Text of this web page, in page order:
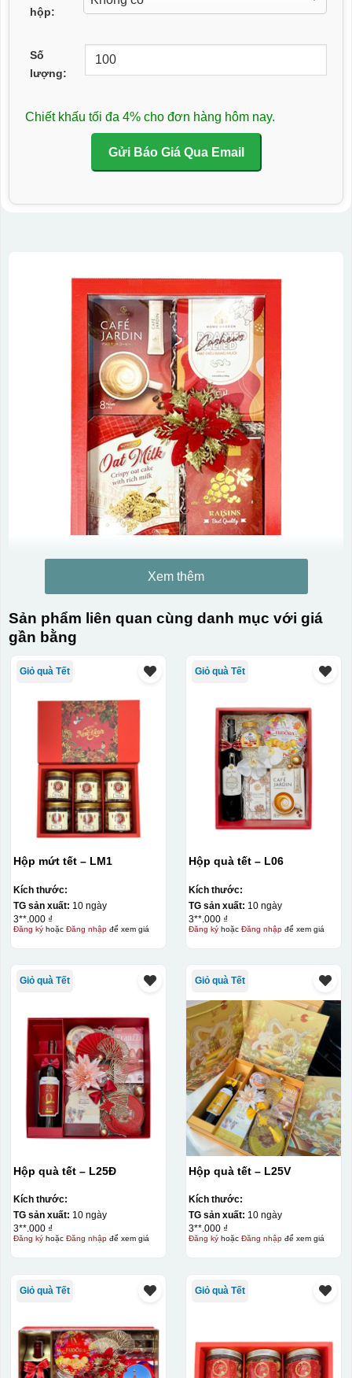
hộp:
Số
lượng:
Chiết khấu tối đa 4% cho đơn hàng hôm nay.
Gửi Báo Giá Qua Email
Xem thêm
Sản phẩm liên quan cùng danh mục với giá
gần bằng
Giỏ quà Tết
Hộp mứt tết – LM1
Kích thước:
TG sản xuất: 10 ngày
3**.000 ₫
Đăng kýhoặc Đăng nhậpđể xem giá
Giỏ quà Tết
Hộp quà tết – L06
Kích thước:
TG sản xuất: 10 ngày
3**.000 ₫
Đăng kýhoặc Đăng nhậpđể xem giá
Giỏ quà Tết
Hộp quà tết – L25Đ
Kích thước:
TG sản xuất: 10 ngày
3**.000 ₫
Đăng kýhoặc Đăng nhậpđể xem giá
Giỏ quà Tết
Hộp quà tết – L25V
Kích thước:
TG sản xuất: 10 ngày
3**.000 ₫
Đăng kýhoặc Đăng nhậpđể xem giá
Giỏ quà Tết Giỏ quà Tết